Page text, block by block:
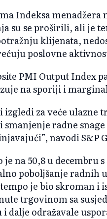
Indeksa menadžera
su se proširili, ali je
klijenata,
poslovne
PMI Output Index
na sporiji i
izgledi za veće
radne
navodi S&P
na 50,8 u decembru
poboljšanje radnih
je bio skroman i
trgovinom sa
dalje odražavale